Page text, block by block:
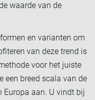
waarde van de
en varianten om
van deze trend is
voor het juiste
een breed scala van de
Europa aan. U vindt bij